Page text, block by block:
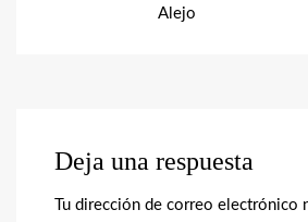
Alejo
Deja una respuesta
Tu dirección de correo electrónico